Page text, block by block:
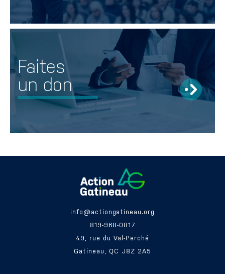
Faites
un don
info@actiongatineau.org
819-968-0817
49, rue du Val-Perché
Gatineau, QC J8Z 2A5